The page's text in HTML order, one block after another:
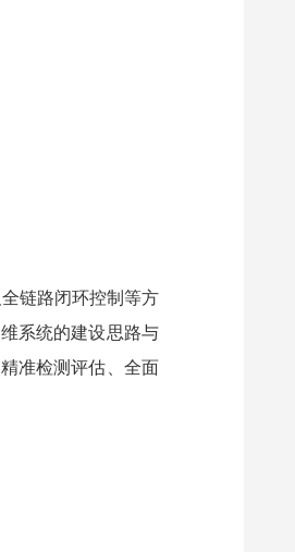
链路闭环控制等方
系统的建设思路与
准检测评估、全面